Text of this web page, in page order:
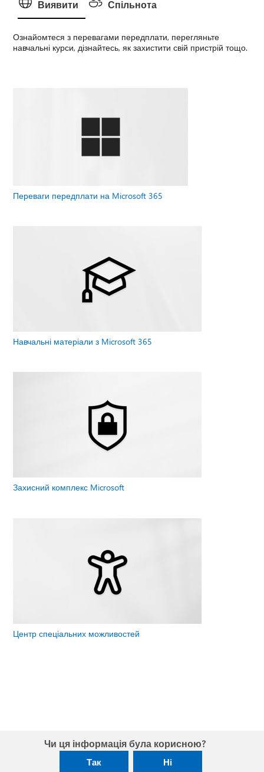
Виявити Спільнота
Ознайомтеся з перевагами передплати, перегляньте
навчальні курси, дізнайтесь, як захистити свій пристрій тощо.
Переваги передплати на Microsoft 365
Навчальні матеріали з Microsoft 365
Захисний комплекс Microsoft
Центр спеціальних можливостей
Чи ця інформація була корисною?
Так Ні